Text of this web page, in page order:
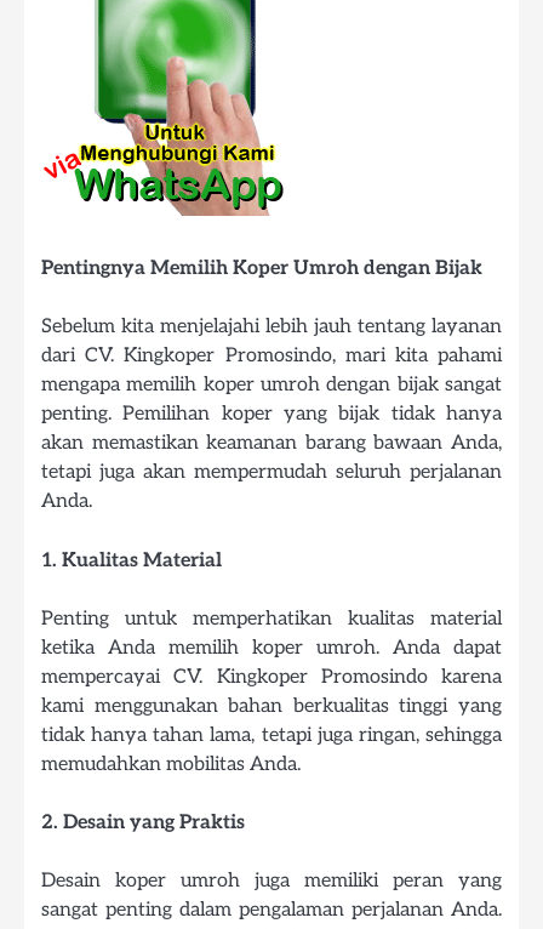
Pentingnya Memilih Koper Umroh dengan Bijak
Sebelum kita menjelajahi lebih jauh tentang layanan
dari CV. Kingkoper Promosindo, mari kita pahami
mengapa memilih koper umroh dengan bijak sangat
penting. Pemilihan koper yang bijak tidak hanya
akan memastikan keamanan barang bawaan Anda,
tetapi juga akan mempermudah seluruh perjalanan
Anda.
1. Kualitas Material
Penting untuk memperhatikan kualitas material
ketika Anda memilih koper umroh. Anda dapat
mempercayai CV. Kingkoper Promosindo karena
kami menggunakan bahan berkualitas tinggi yang
tidak hanya tahan lama, tetapi juga ringan, sehingga
memudahkan mobilitas Anda.
2. Desain yang Praktis
Desain koper umroh juga memiliki peran yang
sangat penting dalam pengalaman perjalanan Anda.